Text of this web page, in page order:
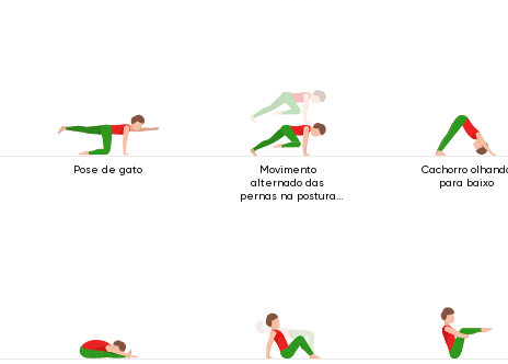
Pose de gato
Movimento
alternado das
pernas na postura
Cachorro
para baixo